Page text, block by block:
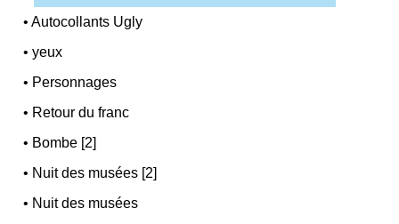
•Autocollants Ugly
•yeux
• Personnages
• Retour du franc
• Bombe [2]
• Nuit des musées [2]
• Nuit des musées